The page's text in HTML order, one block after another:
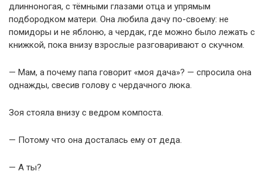
длинноногая, с тёмными глазами отца и упрямым
подбородком матери. Она любила дачу по-своему: не
помидоры и не яблоню, а чердак, где можно было лежать с
книжкой, пока внизу взрослые разговаривают о скучном.
— Мам, а почему папа говорит «моя дача»? — спросила она
однажды, свесив голову с чердачного люка.
Зоя стояла внизу с ведром компоста.
— Потому что она досталась ему от деда.
— А ты?